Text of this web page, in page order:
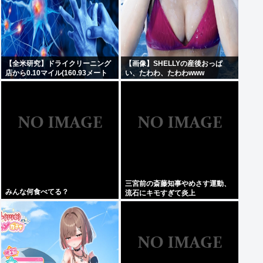
【全米研究】ドライクリーニング
店から0.10マイル(160.93メート
ル)以内に住んでいる人は、4~5マ
【画像】SHELLYの産後おっぱ
い、たわわ、たわわwww
みんな何食べてる？
三宮前の斎藤知事やめさす運動、
流石にキモすぎて炎上